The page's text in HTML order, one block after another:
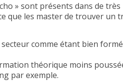
» sont présents dans de
que les master de trouver un
comme étant bien
théorique moins
par exemple.